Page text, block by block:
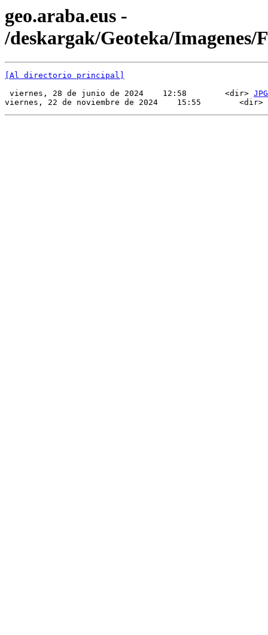
geo.araba.eus -
/deskargak/Geoteka/Imagenes/
[Al directorio principal]
viernes, 28 de junio de 2024    12:58        <dir> JPG
viernes, 22 de noviembre de 2024    15:55        <dir>